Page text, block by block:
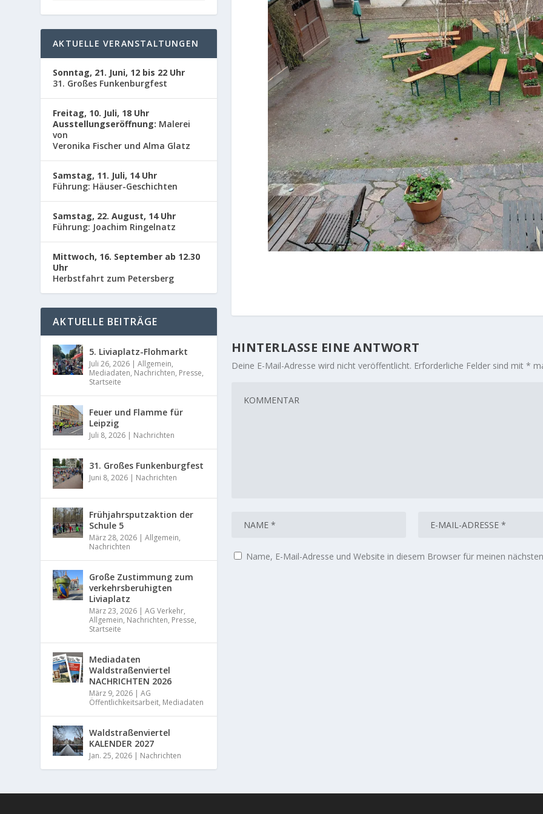
HINTERLASSE EINE ANTWORT
Deine E-Mail-Adresse wird nicht veröffentlicht. Erforderliche Felder sind mit *
Name, E-Mail-Adresse und Website in diesem Browser für meinen
AKTUELLE VERANSTALTUNGEN
Sonntag, 21. Juni, 12 bis 22 Uhr
31. Großes Funkenburgfest
Freitag, 10. Juli, 18 Uhr
Ausstellungseröffnung: Malerei
von
Veronika Fischer und Alma Glatz
Samstag, 11. Juli, 14 Uhr
Führung: Häuser-Geschichten
Samstag, 22. August, 14 Uhr
Führung: Joachim Ringelnatz
Mittwoch, 16. September ab 12.30
Uhr
Herbstfahrt zum Petersberg
AKTUELLE BEITRÄGE
5. Liviaplatz-Flohmarkt
Juli 26, 2026 |Allgemein,
Mediadaten, Nachrichten, Presse,
Startseite
Feuer und Flamme für
Leipzig
Juli 8, 2026 | Nachrichten
31. Großes Funkenburgfest
Juni 8, 2026 | Nachrichten
Frühjahrsputzaktion der
Schule 5
März 28, 2026 |Allgemein,
Nachrichten
Große Zustimmung zum
verkehrsberuhigten
Liviaplatz
März 23, 2026 |AG Verkehr,
Allgemein, Nachrichten, Presse,
Startseite
Mediadaten
Waldstraßenviertel
NACHRICHTEN 2026
März 9, 2026 |AG
Öffentlichkeitsarbeit, Mediadaten
Waldstraßenviertel
KALENDER 2027
Jan. 25, 2026 | Nachrichten